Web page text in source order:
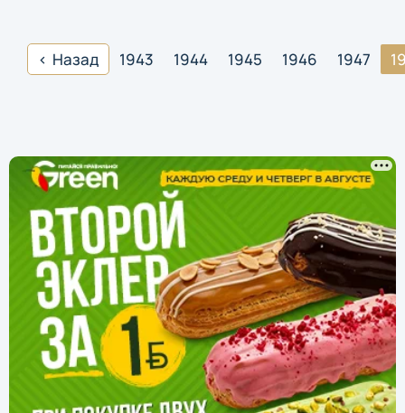
Назад 1943 1944 1945 1946 1947